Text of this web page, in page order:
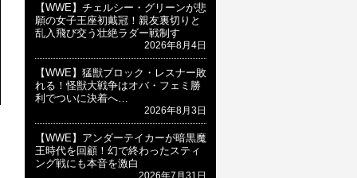
【WWE】チェルシー・グリーンが悲
願の女子王座初戴冠！親友裏切りと
乱入飛び交う壮絶ラダー戦制す
2026年8月4日
【WWE】猛獣ブロック・レスナー敗
れる！怪獣大戦争はオバ・フェミ勝
利でついに決着へ…
2026年8月3日
【WWE】アンダーテイカーが暗黒魔
王時代を回顧！幻で終わったスティ
ング戦にも本音を激白
2026年7月31日